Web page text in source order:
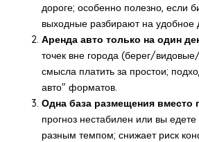
дороге; особенно полезно, если
выходные разбирают на удобное
Аренда авто только на один
точек вне города (берег/
смысла платить за простои;
авто" форматов.
Одна база размещения вместо
прогноз нестабилен или вы
разным темпом; снижает риск